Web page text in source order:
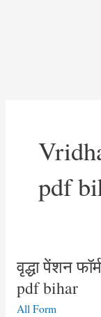
pdf
वृद्धा पेंशन
pdf bihar
All Form